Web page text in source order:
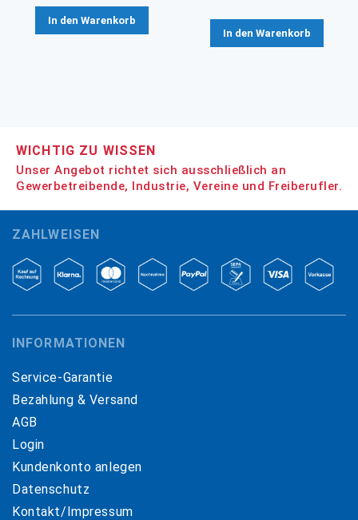
In den Warenkorb
In den Warenkorb
WICHTIG ZU WISSEN
Unser Angebot richtet sich ausschließlich an
Gewerbetreibende, Industrie, Vereine und Freiberufler.
ZAHLWEISEN
INFORMATIONEN
Service-Garantie
Bezahlung & Versand
AGB
Login
Kundenkonto anlegen
Datenschutz
Kontakt/Impressum